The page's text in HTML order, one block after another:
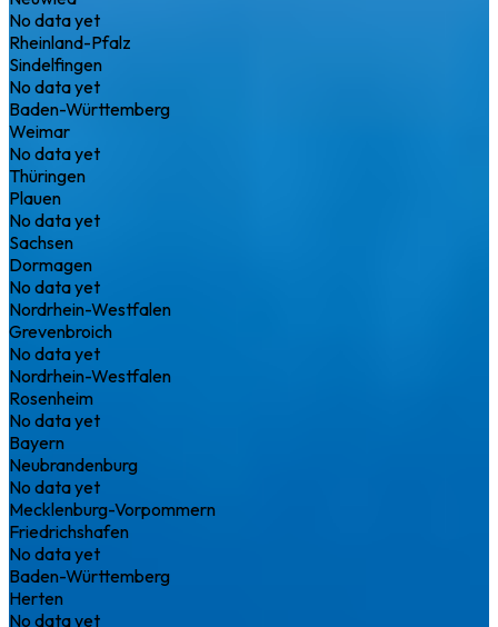
No data yet
Rheinland-Pfalz
Sindelfingen
No data yet
Baden-Württemberg
Weimar
No data yet
Thüringen
Plauen
No data yet
Sachsen
Dormagen
No data yet
Nordrhein-Westfalen
Grevenbroich
No data yet
Nordrhein-Westfalen
Rosenheim
No data yet
Bayern
Neubrandenburg
No data yet
Mecklenburg-Vorpommern
Friedrichshafen
No data yet
Baden-Württemberg
Herten
No data yet